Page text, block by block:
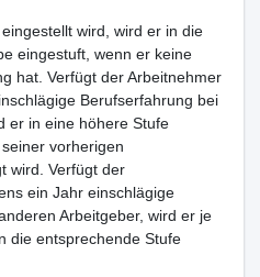
wird, wird er in die
eingestuft, wenn er keine
hat. Verfügt der Arbeitnehmer
Berufserfahrung bei
er in eine höhere Stufe
vorherigen
wird. Verfügt der
ein Jahr einschlägige
Arbeitgeber, wird er je
die entsprechende Stufe